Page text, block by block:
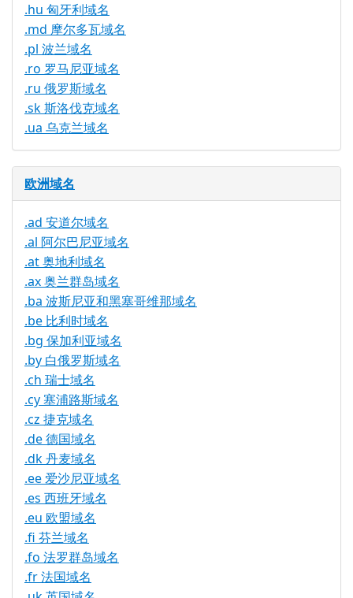
.hu 匈牙利域名
.md 摩尔多瓦域名
.pl 波兰域名
.ro 罗马尼亚域名
.ru 俄罗斯域名
.sk 斯洛伐克域名
.ua 乌克兰域名
欧洲域名
.ad 安道尔域名
.al 阿尔巴尼亚域名
.at 奥地利域名
.ax 奥兰群岛域名
.ba 波斯尼亚和黑塞哥维那域名
.be 比利时域名
.bg 保加利亚域名
.by 白俄罗斯域名
.ch 瑞士域名
.cy 塞浦路斯域名
.cz 捷克域名
.de 德国域名
.dk 丹麦域名
.ee 爱沙尼亚域名
.es 西班牙域名
.eu 欧盟域名
.fi 芬兰域名
.fo 法罗群岛域名
.fr 法国域名